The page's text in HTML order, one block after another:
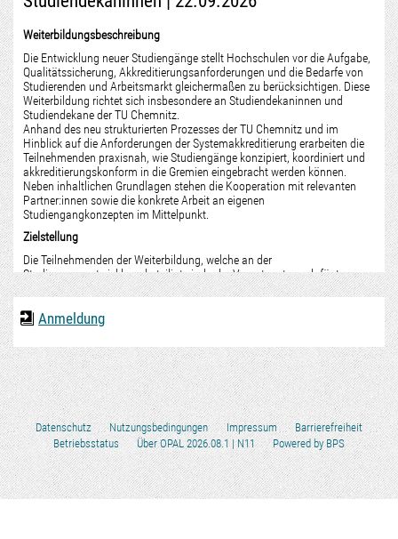
Anmeldung
Datenschutz Nutzungsbedingungen Impressum
Barrierefreiheit
Betriebsstatus
Über OPAL 2026.08.1 | N11 Powered by BPS